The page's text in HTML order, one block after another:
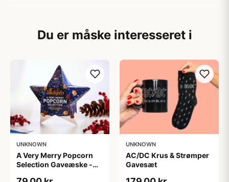
Du er måske interesseret i
UNKNOWN
A Very Merry Popcorn
Selection Gaveæske -
UNKNOWN
AC/DC Krus & Strømper
Gavesæt